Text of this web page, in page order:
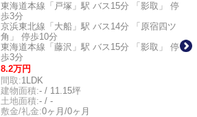
東海道本線「戸塚」駅 バス15分 「影取」 停
歩3分
京浜東北線「大船」駅 バス14分 「原宿四ツ
角」 停歩10分
東海道本線「藤沢」駅 バス15分 「影取」 停
歩3分
8.2万円
間取:1LDK
建物面積:- / 11.15坪
土地面積:- / -
敷金/礼金:0ヶ月/0ヶ月